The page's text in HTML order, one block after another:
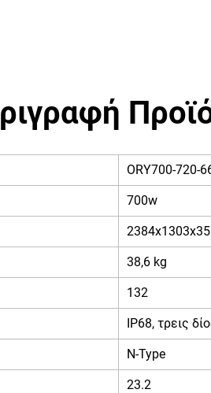
ORY700-720-
700w
38,6 kg
132
IP68, τρεις
N-Type
23.2